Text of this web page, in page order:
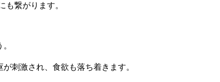
も繋がります。
刺激され、食欲も落ち着きます。